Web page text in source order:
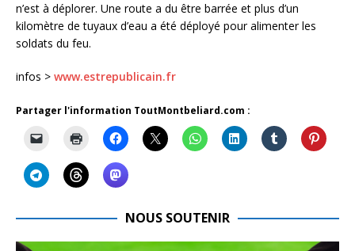
n’est à déplorer. Une route a du être barrée et plus d’un
kilomètre de tuyaux d’eau a été déployé pour alimenter les
soldats du feu.
infos > www.estrepublicain.fr
Partager l'information ToutMontbeliard.com :
NOUS SOUTENIR